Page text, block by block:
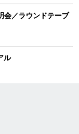
／ラウンドテーブ
ル